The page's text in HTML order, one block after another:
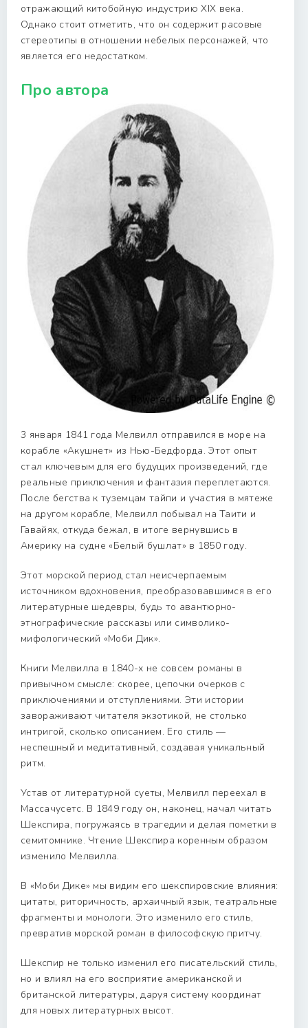
отражающий китобойную индустрию XIX века.
Однако стоит отметить, что он содержит расовые
стереотипы в отношении небелых персонажей, что
является его недостатком.
Про автора
3 января 1841 года Мелвилл отправился в море на
корабле «Акушнет» из Нью-Бедфорда. Этот опыт
стал ключевым для его будущих произведений, где
реальные приключения и фантазия переплетаются.
После бегства к туземцам тайпи и участия в мятеже
на другом корабле, Мелвилл побывал на Таити и
Гавайях, откуда бежал, в итоге вернувшись в
Америку на судне «Белый бушлат» в 1850 году.
Этот морской период стал неисчерпаемым
источником вдохновения, преобразовавшимся в его
литературные шедевры, будь то авантюрно-
этнографические рассказы или символико-
мифологический «Моби Дик».
Книги Мелвилла в 1840-х не совсем романы в
привычном смысле: скорее, цепочки очерков с
приключениями и отступлениями. Эти истории
завораживают читателя экзотикой, не столько
интригой, сколько описанием. Его стиль —
неспешный и медитативный, создавая уникальный
ритм.
Устав от литературной суеты, Мелвилл переехал в
Массачусетс. В 1849 году он, наконец, начал читать
Шекспира, погружаясь в трагедии и делая пометки в
семитомнике. Чтение Шекспира коренным образом
изменило Мелвилла.
В «Моби Дике» мы видим его шекспировские влияния:
цитаты, риторичность, архаичный язык, театральные
фрагменты и монологи. Это изменило его стиль,
превратив морской роман в философскую притчу.
Шекспир не только изменил его писательский стиль,
но и влиял на его восприятие американской и
британской литературы, даруя систему координат
для новых литературных высот.